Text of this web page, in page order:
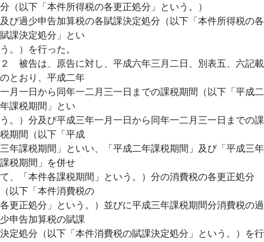
分（以下「本件所得税の各更正処分」という。）
及び過少申告加算税の各賦課決定処分（以下「本件所得税の各
賦課決定処分」とい
う。）を行った。
２ 被告は、原告に対し、平成六年三月二日、別表五、六記載
のとおり、平成二年
一月一日から同年一二月三一日までの課税期間（以下「平成二
年課税期間」とい
う。）分及び平成三年一月一日から同年一二月三一日までの課
税期間（以下「平成
三年課税期間」といい、「平成二年課税期間」及び「平成三年
課税期間」を併せ
て、「本件各課税期間」という。）分の消費税の各更正処分
（以下「本件消費税の
各更正処分」という。）並びに平成三年課税期間分消費税の過
少申告加算税の賦課
決定処分（以下「本件消費税の賦課決定処分」という。）を行